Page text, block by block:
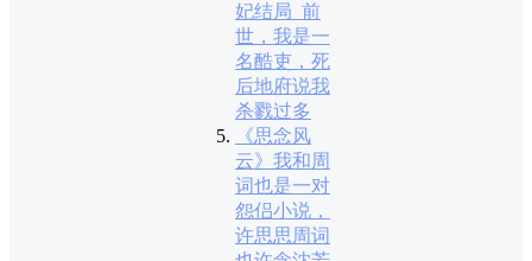
妃结局_前
世，我是一
名酷吏，死
后地府说我
杀戮过多
《思念风
云》我和周
词也是一对
怨侣小说，
许思思周词